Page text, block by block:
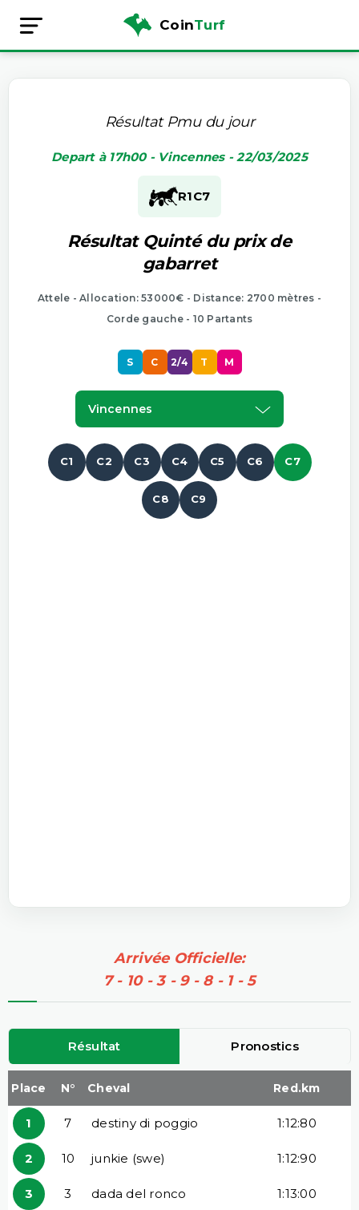
CoinTurf
Résultat Pmu du jour
Depart à 17h00 - Vincennes - 22/03/2025
R1C7
Résultat Quinté du prix de
gabarret
Attele - Allocation: 53000€ - Distance: 2700 mètres -
Corde gauche - 10 Partants
S C 2/4 T M
Vincennes
C1 C2 C3 C4 C5 C6 C7
C8 C9
Arrivée Officielle:
7 - 10 - 3 - 9 - 8 - 1 - 5
Résultat Pronostics
Place N° Cheval Red.km
1 7 destiny di poggio 1:12:80
2 10 junkie (swe) 1:12:90
3 3 dada del ronco 1:13:00